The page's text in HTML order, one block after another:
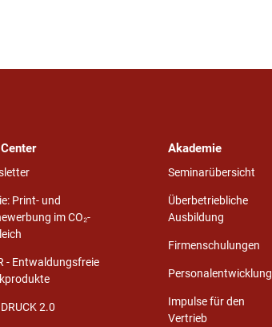
Print- und
im CO₂-
- Entwaldungsfreie
2.0
Akademie
Seminarübersicht
Überbetriebliche
Ausbildung
Firmenschulungen
Personalentwicklung
Impulse für den
Vertrieb